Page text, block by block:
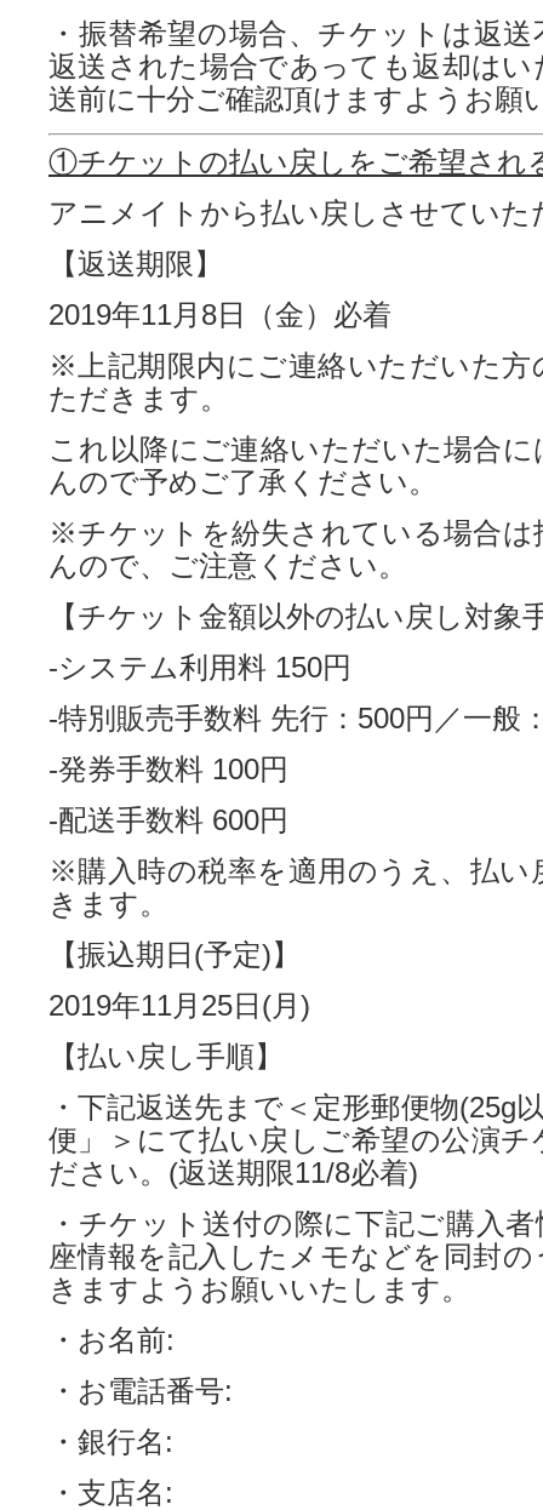
・振替希望の場合、チケットは返
返送された場合であっても返却は
送前に十分ご確認頂けますようお願
①チケットの払い戻しをご希望され
アニメイトから払い戻しさせていた
【返送期限】
2019年11月8日（金）必着
※上記期限内にご連絡いただいた方
ただきます。
これ以降にご連絡いただいた場合
んので予めご了承ください。
※チケットを紛失されている場合は
んので、ご注意ください。
【チケット金額以外の払い戻し対象
-システム利用料 150円
-特別販売手数料 先行：500円／一般
-発券手数料 100円
-配送手数料 600円
※購入時の税率を適用のうえ、払い
きます。
【振込期日(予定)】
2019年11月25日(月)
【払い戻し手順】
・下記返送先まで＜定形郵便物(25g
便」＞にて払い戻しご希望の公演
ださい。(返送期限11/8必着)
・チケット送付の際に下記ご購入
座情報を記入したメモなどを同封
きますようお願いいたします。
・お名前:
・お電話番号:
・銀行名:
・支店名: